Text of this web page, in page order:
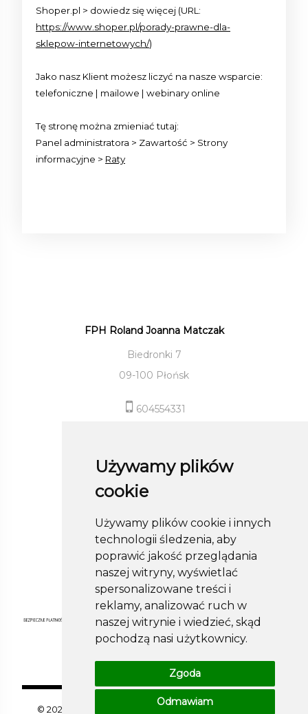
Używamy plików
cookie
Używamy plików cookie i innych
technologii śledzenia, aby
poprawić jakość przeglądania
naszej witryny, wyświetlać
spersonalizowane treści i
reklamy, analizować ruch w
naszej witrynie i wiedzieć, skąd
pochodzą nasi użytkownicy.
Zgoda
Odmawiam
Shoper.pl > dowiedz się więcej (URL:
https://www.shoper.pl/porady-prawne-dla-
sklepow-internetowych/)
Jako nasz Klient możesz liczyć na nasze wsparcie:
telefoniczne | mailowe | webinary online
Tę stronę można zmieniać tutaj:
Panel administratora > Zawartość > Strony
informacyjne > Raty
FPH Roland Joanna Matczak
Biedronki 7
09-100 Płońsk
604554331
Informacje
Pomoc
Moje konto
Obserwuj nas
© 2026 sklep.roland-modameska.pl . Wszelkie prawa